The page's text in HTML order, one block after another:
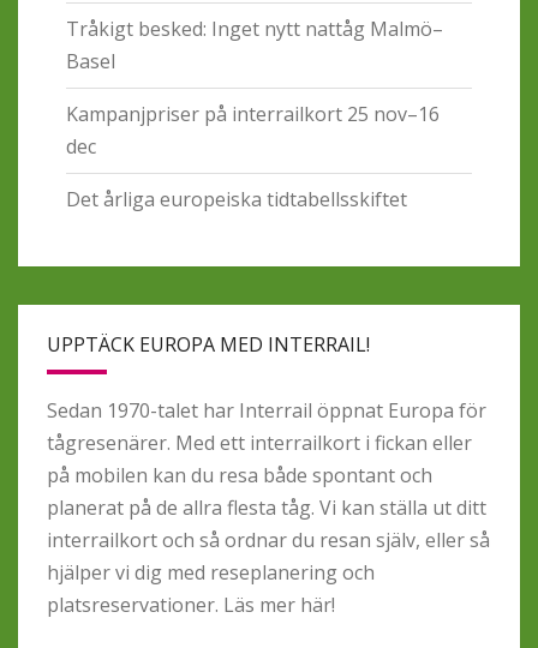
Tråkigt besked: Inget nytt nattåg Malmö–
Basel
Kampanjpriser på interrailkort 25 nov–16
dec
Det årliga europeiska tidtabellsskiftet
UPPTÄCK EUROPA MED INTERRAIL!
Sedan 1970-talet har Interrail öppnat Europa för
tågresenärer. Med ett interrailkort i fickan eller
på mobilen kan du resa både spontant och
planerat på de allra flesta tåg. Vi kan ställa ut ditt
interrailkort och så ordnar du resan själv, eller så
hjälper vi dig med reseplanering och
platsreservationer. Läs mer här!